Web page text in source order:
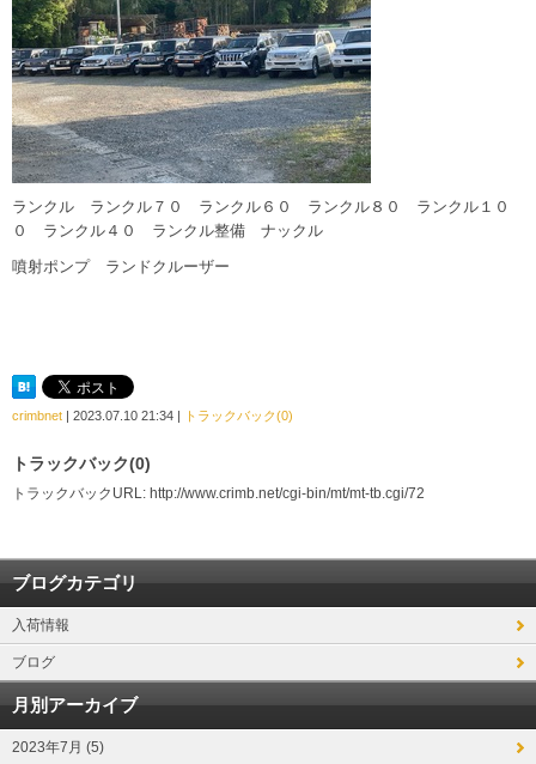
ランクル ランクル７０ ランクル６０ ランクル８０ ランクル１０
０ ランクル４０ ランクル整備 ナックル
噴射ポンプ ランドクルーザー
crimbnet | 2023.07.10 21:34 | トラックバック(0)
トラックバック(0)
トラックバックURL: http://www.crimb.net/cgi-bin/mt/mt-tb.cgi/72
ブログカテゴリ
入荷情報
ブログ
月別アーカイブ
2023年7月 (5)